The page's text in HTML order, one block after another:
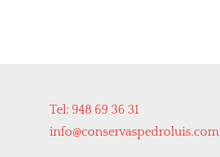
Tel: 948 69 36 31
info@conservaspedroluis.com